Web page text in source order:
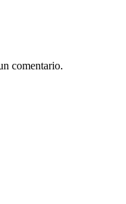
comentario.